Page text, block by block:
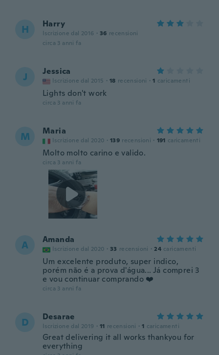
H Harry
Iscrizione dal 2016 · 36 recensioni
circa 3 anni fa
J Jessica
Iscrizione dal 2015 · 18 recensioni · 1 caricamenti
Lights don't work
circa 3 anni fa
M Maria
Iscrizione dal 2020 · 139 recensioni · 191 caricamenti
Molto molto carino e valido.
circa 3 anni fa
A Amanda
Iscrizione dal 2020 · 33 recensioni · 24 caricamenti
Um excelente produto, super indico,
porém não é a prova d'água... Já comprei 3
e vou continuar comprando ❤️
circa 3 anni fa
D Desarae
Iscrizione dal 2019 · 11 recensioni · 1 caricamenti
Great delivering it all works thankyou for
everything